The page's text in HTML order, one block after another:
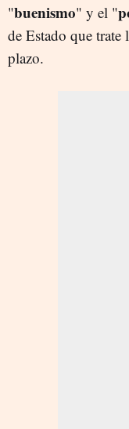
"buenismo" y el "
de Estado que
plazo.